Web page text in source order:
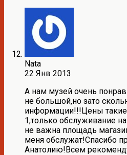
Nata
22 Янв 2013
А нам музей очень
не большой,но зато
информации!!!Цены
1,только обслуживание
не важна площадь
меня обслужат!Спасибо
Анатолию!Всем